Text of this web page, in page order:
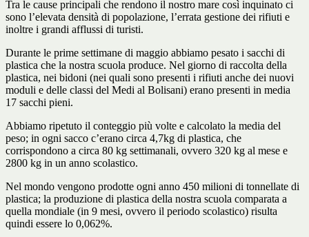
Tra le cause principali che rendono il nostro mare così inquinato ci
sono l’elevata densità di popolazione, l’errata gestione dei rifiuti e
inoltre i grandi afflussi di turisti.
Durante le prime settimane di maggio abbiamo pesato i sacchi di
plastica che la nostra scuola produce. Nel giorno di raccolta della
plastica, nei bidoni (nei quali sono presenti i rifiuti anche dei nuovi
moduli e delle classi del Medi al Bolisani) erano presenti in media
17 sacchi pieni.
Abbiamo ripetuto il conteggio più volte e calcolato la media del
peso; in ogni sacco c’erano circa 4,7kg di plastica, che
corrispondono a circa 80 kg settimanali, ovvero 320 kg al mese e
2800 kg in un anno scolastico.
Nel mondo vengono prodotte ogni anno 450 milioni di tonnellate di
plastica; la produzione di plastica della nostra scuola comparata a
quella mondiale (in 9 mesi, ovvero il periodo scolastico) risulta
quindi essere lo 0,062%.